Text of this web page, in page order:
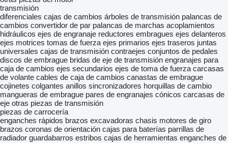
transmisión
diferenciales cajas de cambios árboles de transmisión palancas de
cambios convertidor de par palancas de marchas acoplamientos
hidráulicos ejes de engranaje reductores embragues ejes delanteros
ejes motrices tomas de fuerza ejes primarios ejes traseros juntas
universales cajas de transmisión contraejes conjuntos de pedales
discos de embrague bridas de eje de transmisión engranajes para
caja de cambios ejes secundarios ejes de toma de fuerza carcasas
de volante cables de caja de cambios canastas de embrague
cojinetes colgantes anillos sincronizadores horquillas de cambio
mangueras de embrague pares de engranajes cónicos carcasas de
eje otras piezas de transmisión
piezas de carrocería
enganches rápidos brazos excavadoras chasis motores de giro
brazos coronas de orientación cajas para baterías parrillas de
radiador guardabarros estribos cajas de herramientas enganches de